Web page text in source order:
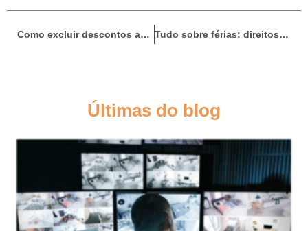
Como excluir descontos associativos no benefício do INSS: guia completo Tudo sobre férias: direitos do trabalhador e obrigações do empregador
Últimas do blog